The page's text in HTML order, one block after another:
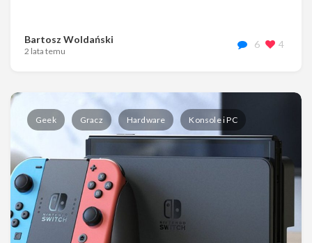
Bartosz Woldański
2 lata temu
6 4
Geek Gracz Hardware Konsole i PC